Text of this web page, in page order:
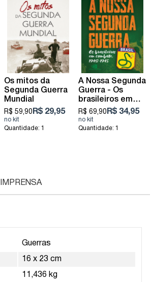
Os mitos da
Segunda Guerra
Mundial
R$ 59,90 R$ 29,95
Quantidade: 1
A Nossa Segunda
Guerra - Os
brasileiros em
combate, 1942 -
1945
R$ 69,90 R$ 34,95
Quantidade: 1
IMPRENSA
Guerras
16 x 23 cm
11,436 kg